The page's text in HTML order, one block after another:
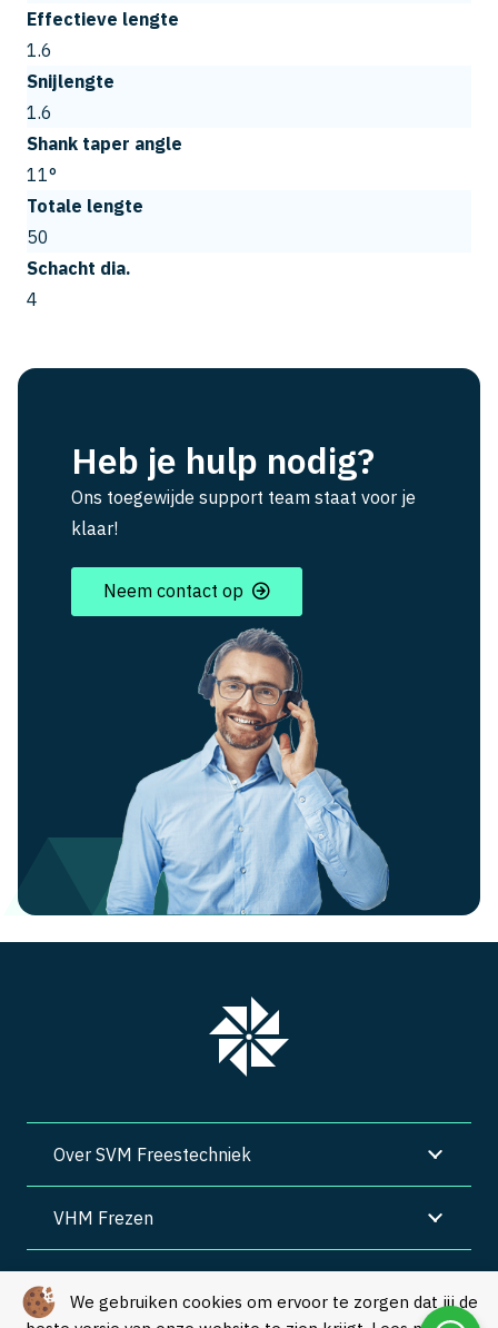
We gebruiken cookies om ervoor te zorgen dat jij de
Effectieve lengte
1.6
Snijlengte
1.6
Shank taper angle
11°
Totale lengte
50
Schacht dia.
4
Heb je hulp nodig?
Ons toegewijde support team staat voor je
klaar!
Neem contact op
Over SVM Freestechniek
VHM Frezen